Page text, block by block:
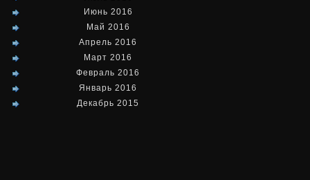
Июнь 2016
Май 2016
Апрель 2016
Март 2016
Февраль 2016
Январь 2016
Декабрь 2015